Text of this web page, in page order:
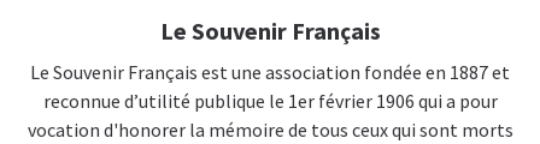
Le Souvenir Français
Le Souvenir Français est une association fondée en 1887 et
reconnue d’utilité publique le 1er février 1906 qui a pour
vocation d'honorer la mémoire de tous ceux qui sont morts